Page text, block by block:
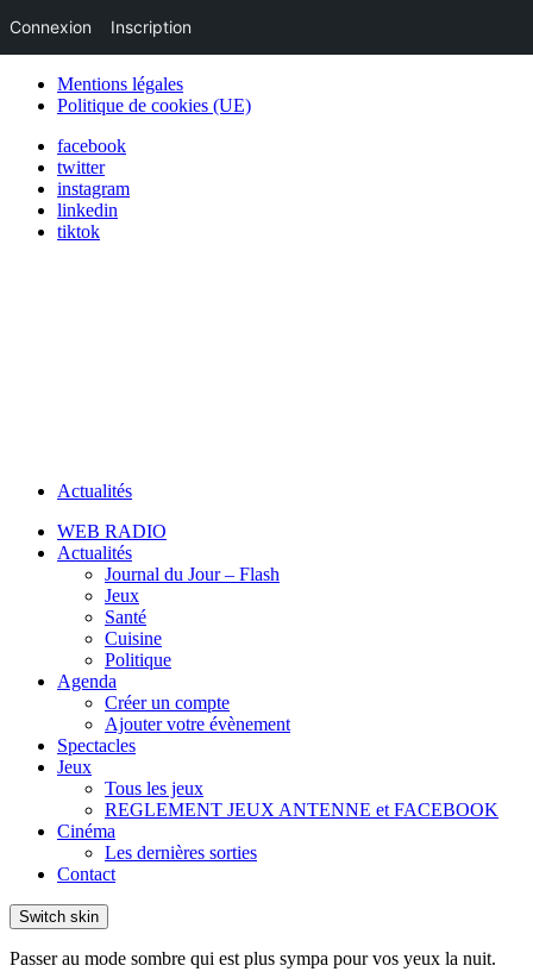
Mentions légales
Politique de cookies (UE)
facebook
twitter
instagram
linkedin
tiktok
Actualités
WEB RADIO
Actualités
Journal du Jour – Flash
Jeux
Santé
Cuisine
Politique
Agenda
Créer un compte
Ajouter votre évènement
Spectacles
Jeux
Tous les jeux
REGLEMENT JEUX ANTENNE et FACEBOOK
Cinéma
Les dernières sorties
Contact
Switch skin
Passer au mode sombre qui est plus sympa pour vos yeux la nuit.
Connexion Inscription